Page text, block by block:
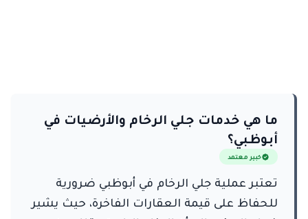
ما هي خدمات جلي الرخام والأرضيات في
أبوظبي؟
خبير معتمد
تعتبر عملية جلي الرخام في أبوظبي ضرورية
للحفاظ على قيمة العقارات الفاخرة، حيث يشير